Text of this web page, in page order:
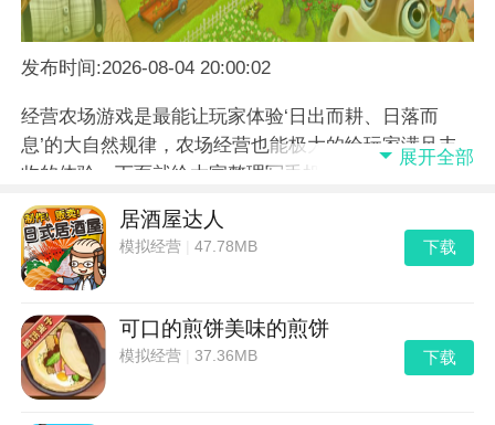
发布时间:2026-08-04 20:00:02
经营农场游戏是最能让玩家体验‘日出而耕、日落而
息’的大自然规律，农场经营也能极大的给玩家满足丰
收的体验，下面就给大家整理写手机上热门好玩的农庄
经营游戏给大家。
展开全部
居酒屋达人
模拟经营 |47.78MB 下载
可口的煎饼美味的煎饼
模拟经营 |37.36MB 下载